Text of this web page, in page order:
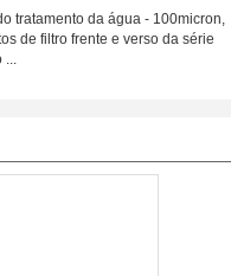
tratamento da água - 100micron,
de filtro frente e verso da série
...